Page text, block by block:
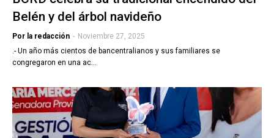
Belén y del árbol navideño
Por la redacción - Noviembre 27, 2025
.- Un año más cientos de bancentralianos y sus familiares se
congregaron en una ac…